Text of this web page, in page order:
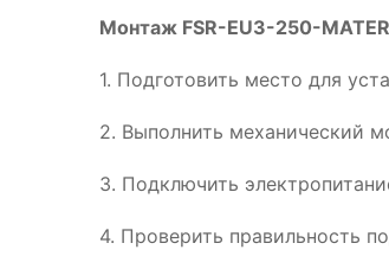
Монтаж FSR-EU3-250-
1. Подготовить место для
2. Выполнить механический
3. Подключить
4. Проверить правильность